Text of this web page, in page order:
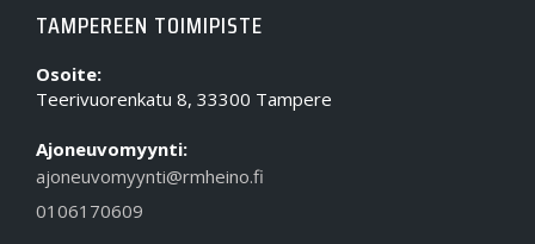
TAMPEREEN TOIMIPISTE
Osoite:
Teerivuorenkatu 8, 33300 Tampere
Ajoneuvomyynti:
ajoneuvomyynti@rmheino.fi
0106170609